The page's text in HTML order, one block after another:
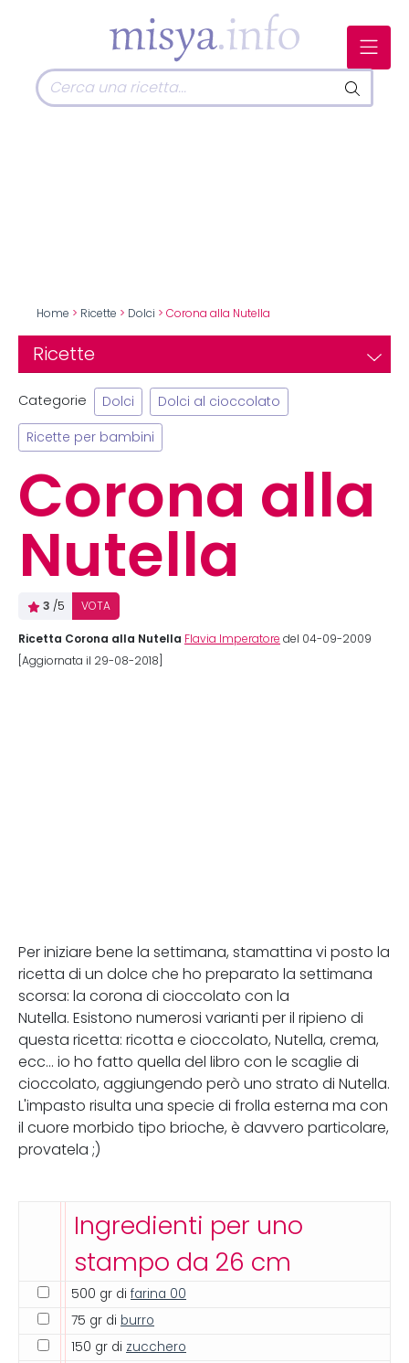
Home > Ricette > Dolci > Corona alla Nutella
Ricette
Categorie Dolci Dolci al cioccolato
Ricette per bambini
Corona alla
Nutella
3 /5 VOTA
Ricetta Corona alla Nutella Flavia Imperatore del 04-09-2009
[Aggiornata il 29-08-2018]
Per iniziare bene la settimana, stamattina vi posto la
ricetta di un dolce che ho preparato la settimana
scorsa: la corona di cioccolato con la
Nutella. Esistono numerosi varianti per il ripieno di
questa ricetta: ricotta e cioccolato, Nutella, crema,
ecc... io ho fatto quella del libro con le scaglie di
cioccolato, aggiungendo però uno strato di Nutella.
L'impasto risulta una specie di frolla esterna ma con
il cuore morbido tipo brioche, è davvero particolare,
provatela ;)
Ingredienti per uno
stampo da 26 cm
500 gr di farina 00
75 gr di burro
150 gr di zucchero